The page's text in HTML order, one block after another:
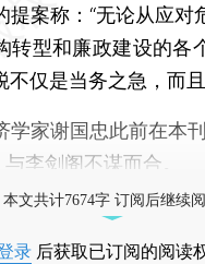
案称：“无论从应对
转型和廉政建设的各
不仅是当务之急，而
家谢国忠此前在本刊
李剑阁不谋而合。
本文共计7674字 订阅后继续
录 后获取已订阅的阅读